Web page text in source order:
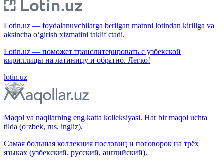
Lotin.uz — foydalanuvchilarga berilgan matnni lotindan kirillga va
aksincha o‘girish xizmatini taklif etadi.
Lotin.uz — поможет транслитерировать с узбекской
кириллицы на латиницу и обратно. Легко!
lotin.uz
Maqol va naqllarning eng katta kolleksiyasi. Har bir maqol uchta
tilda (o‘zbek, rus, ingliz).
Самая большая коллекция пословиц и поговорок на трёх
языках (узбекский, русский, английский).